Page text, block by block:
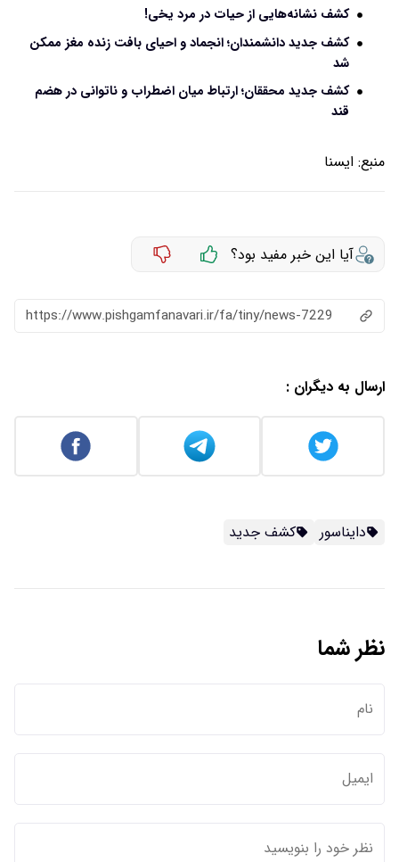
کشف نشانه‌هایی از حیات در مرد یخی!
کشف جدید دانشمندان؛ انجماد و احیای بافت زنده مغز ممکن
شد
کشف جدید محققان؛ ارتباط میان اضطراب و ناتوانی در هضم
قند
منبع: ایسنا
آیا این خبر مفید بود؟
https://www.pishgamfanavari.ir/fa/tiny/news-7229
ارسال به دیگران :
دایناسور کشف جدید
نظر شما